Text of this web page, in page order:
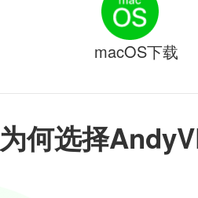
为何选择
macOS下载